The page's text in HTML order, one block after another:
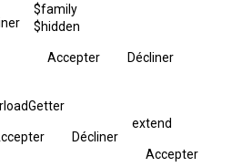
$family
$hidden
Accepter Décliner
Décliner
extend
Accepter